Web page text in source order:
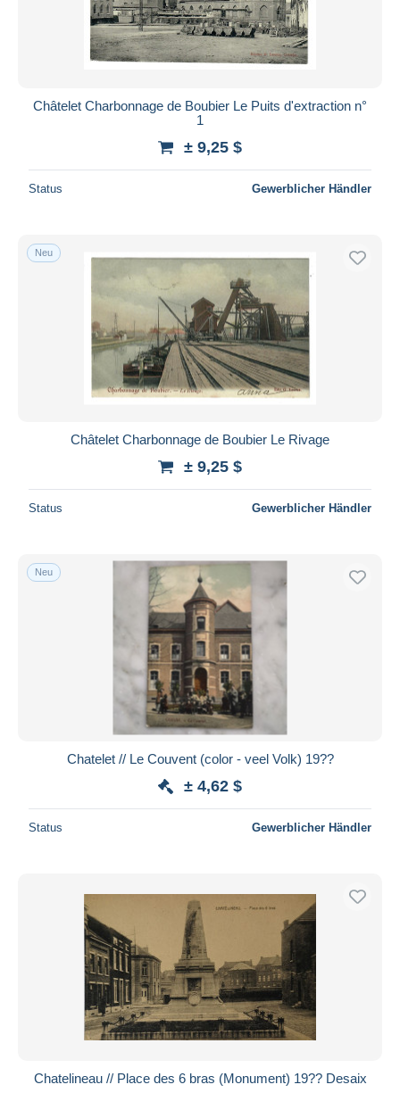
Châtelet Charbonnage de Boubier Le Puits d'extraction n°
1
± 9,25 $
Status Gewerblicher Händler
Neu
Châtelet Charbonnage de Boubier Le Rivage
± 9,25 $
Status Gewerblicher Händler
Neu
Chatelet // Le Couvent (color - veel Volk) 19??
± 4,62 $
Status Gewerblicher Händler
Chatelineau // Place des 6 bras (Monument) 19?? Desaix